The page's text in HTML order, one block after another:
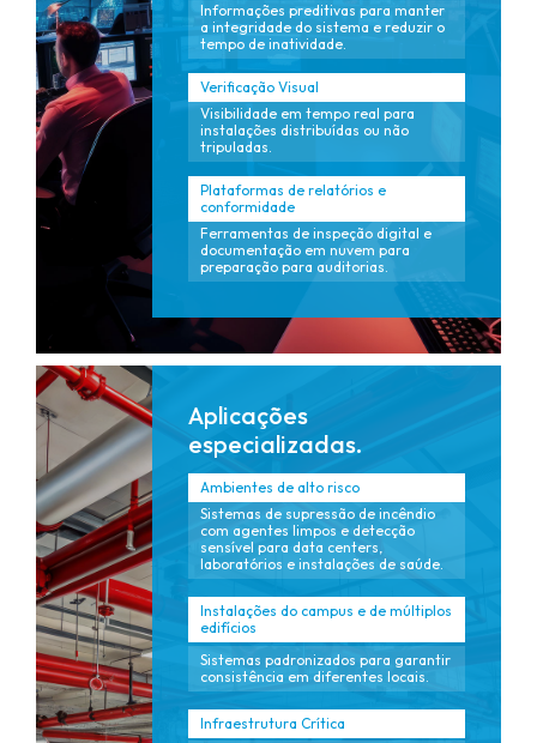
Informações preditivas para manter
a integridade do sistema e reduzir o
tempo de inatividade.
Verificação Visual
Visibilidade em tempo real para
instalações distribuídas ou não
tripuladas.
Plataformas de relatórios e
conformidade
Ferramentas de inspeção digital e
documentação em nuvem para
preparação para auditorias.
Aplicações
especializadas.
Ambientes de alto risco
Sistemas de supressão de incêndio
com agentes limpos e detecção
sensível para data centers,
laboratórios e instalações de saúde.
Instalações do campus e de múltiplos
edifícios
Sistemas padronizados para garantir
consistência em diferentes locais.
Infraestrutura Crítica